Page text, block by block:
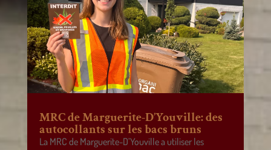
MRC de Marguerite-D’Youville: des
autocollants sur les bacs bruns
La MRC de Marguerite-D’Youville a utiliser les